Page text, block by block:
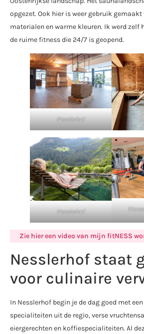
opgezet. Ook hier is weer gebruik
materialen en warme kleuren. Ik werd zelf
de ruime fitness die 24/7 is geopend.
Nesslerhof
Nesslerhof
Zie hier een video van mijn fitNESS
Nesslerhof staat
voor culinaire
In Nesslerhof begin je de dag goed met
specialiteiten uit de regio, verse
eiergerechten en koffiespecialiteiten. Al